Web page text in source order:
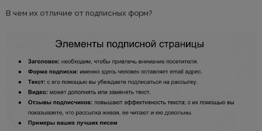
В чем их отличие от подписных форм?